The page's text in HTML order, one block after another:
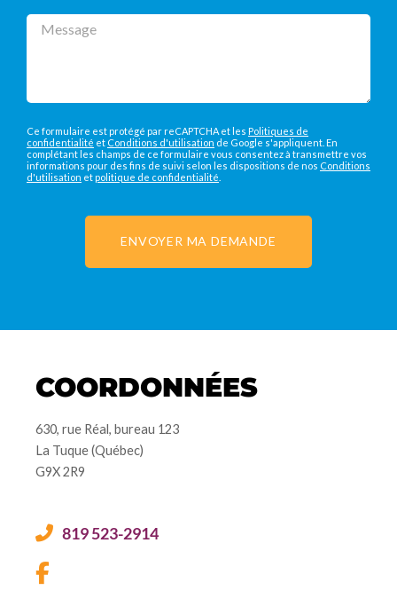
Message
Ce formulaire est protégé par reCAPTCHA et les Politiques de
confidentialité et Conditions d'utilisation de Google s'appliquent. En
complétant les champs de ce formulaire vous consentez à transmettre vos
informations pour des fins de suivi selon les dispositions de nos Conditions
d'utilisation etpolitique de confidentialité
ENVOYER MA DEMANDE
COORDONNÉES
630, rue Réal, bureau 123
La Tuque (Québec)
G9X 2R9
819 523-2914